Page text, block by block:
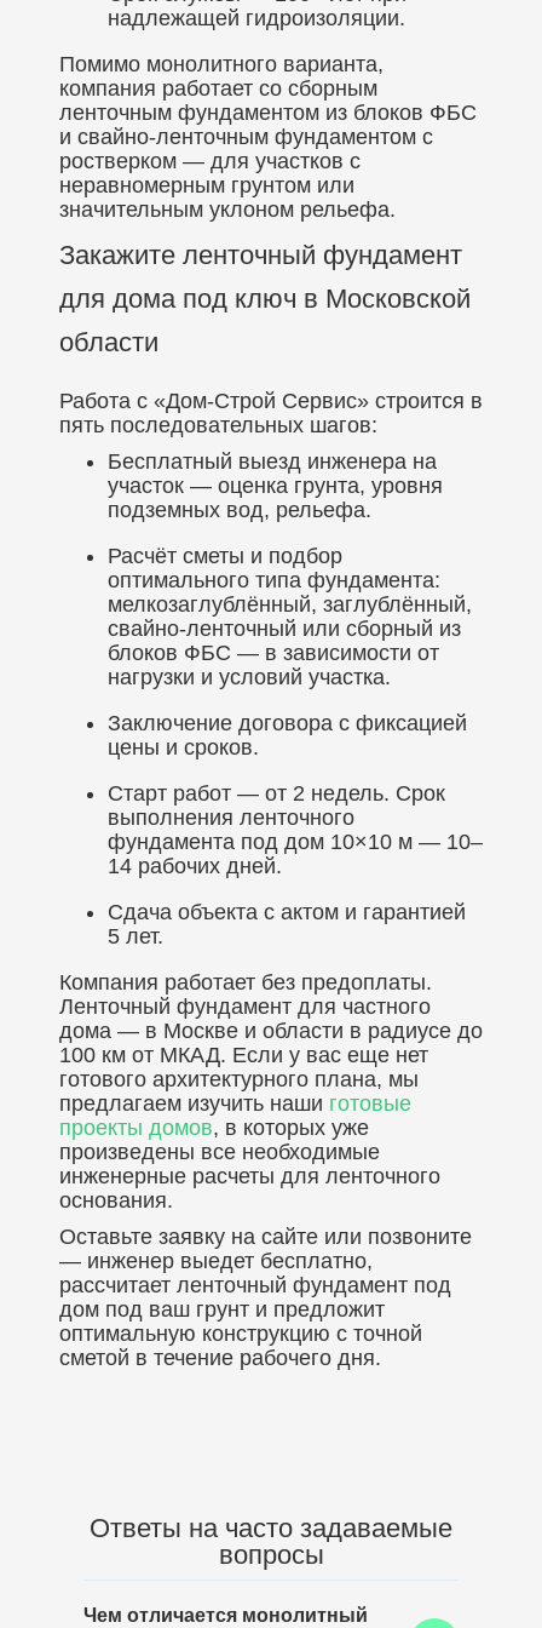
надлежащей гидроизоляции.
Помимо монолитного варианта,
компания работает со сборным
ленточным фундаментом из блоков ФБС
и свайно-ленточным фундаментом с
ростверком — для участков с
неравномерным грунтом или
значительным уклоном рельефа.
Закажите ленточный фундамент
для дома под ключ в Московской
области
Работа с «Дом-Строй Сервис» строится в
пять последовательных шагов:
Бесплатный выезд инженера на
участок — оценка грунта, уровня
подземных вод, рельефа.
Расчёт сметы и подбор
оптимального типа фундамента:
мелкозаглублённый, заглублённый,
свайно-ленточный или сборный из
блоков ФБС — в зависимости от
нагрузки и условий участка.
Заключение договора с фиксацией
цены и сроков.
Старт работ — от 2 недель. Срок
выполнения ленточного
фундамента под дом 10×10 м — 10–
14 рабочих дней.
Сдача объекта с актом и гарантией
5 лет.
Компания работает без предоплаты.
Ленточный фундамент для частного
дома — в Москве и области в радиусе до
100 км от МКАД. Если у вас еще нет
готового архитектурного плана, мы
предлагаем изучить наши готовые
проекты домов, в которых уже
произведены все необходимые
инженерные расчеты для ленточного
основания.
Оставьте заявку на сайте или позвоните
— инженер выедет бесплатно,
рассчитает ленточный фундамент под
дом под ваш грунт и предложит
оптимальную конструкцию с точной
сметой в течение рабочего дня.
Ответы на часто задаваемые
вопросы
Чем отличается монолитный